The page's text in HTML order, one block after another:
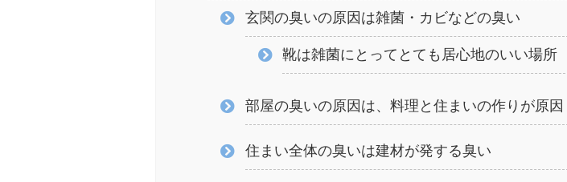
玄関の臭いの原因は雑菌・カビなどの臭い
靴は雑菌にとってとても居心地のいい場所
部屋の臭いの原因は、料理と住まいの作りが原因
住まい全体の臭いは建材が発する臭い